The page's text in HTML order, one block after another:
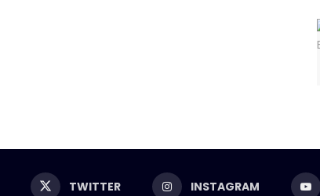
TWITTER INSTAGRAM